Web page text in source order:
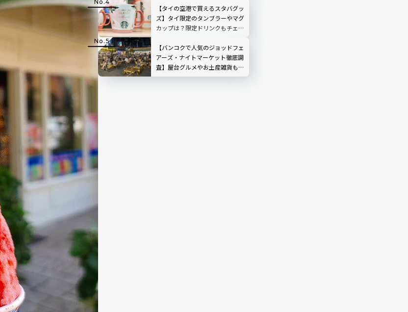
【タイの空港で買えるスタバグッ
ズ】タイ限定のタンブラーやマグ
カップは？限定ドリンクもチェッ
【バンコクで人気のジョッドフェ
アーズ・ナイトマーケット徹底調
査】屋台グルメやお土産雑貨も！
トイレはハードル高い？